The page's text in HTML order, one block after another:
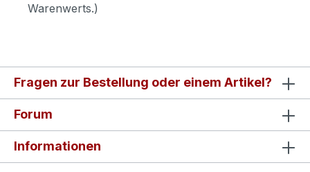
Warenwerts.)
Fragen zur Bestellung oder einem Artikel?
Forum
Informationen